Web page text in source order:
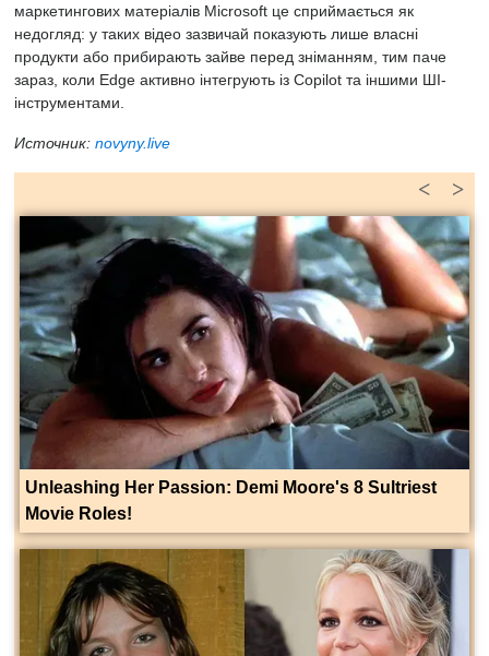
маркетингових матеріалів Microsoft це сприймається як
недогляд: у таких відео зазвичай показують лише власні
продукти або прибирають зайве перед зніманням, тим паче
зараз, коли Edge активно інтегрують із Copilot та іншими ШІ-
інструментами.
Источник: novyny.live
>
<
Unleashing Her Passion: Demi Moore's 8 Sultriest
Movie Roles!